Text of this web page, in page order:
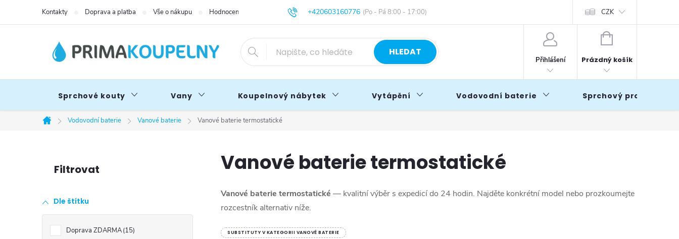
+420603160776
info@primakoupelny.cz
Kontakty Doprava a platba Vše o nákupu Hodnocení obchodu Obchodní podmínky Blog CZK
HLEDAT
Přihlášení
NÁKUPNÍ
Prázdný košík
Sprchové kouty Vany Koupelnový nábytek Vytápění Vodovodní baterie Sprchový program
Domů
Vodovodní baterie Vanové baterie Vanové baterie termostatické
sDle štítku
Doprava ZDARMA 15
Vanové baterie termostatické
Vanové baterie termostatické — kvalitní výběr s expedicí do 24 hodin. Najděte konkrétní model nebo prozkoumejte
rozcestník alternativ níže.
SUBSTITUTY V KATEGORII VANOVÉ BATERIE